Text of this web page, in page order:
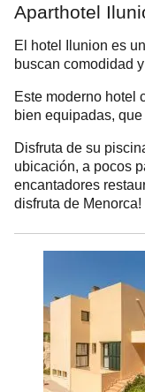
Aparthotel
El hotel Ilunion es
buscan comodidad
Este moderno hotel
bien equipadas,
Disfruta de su
ubicación, a pocos
encantadores
disfruta de Menorca!